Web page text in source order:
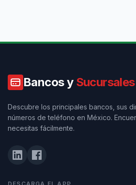
Bancos y Sucursales
Descubre los principales bancos, sus
números de teléfono en México.
necesitas fácilmente.